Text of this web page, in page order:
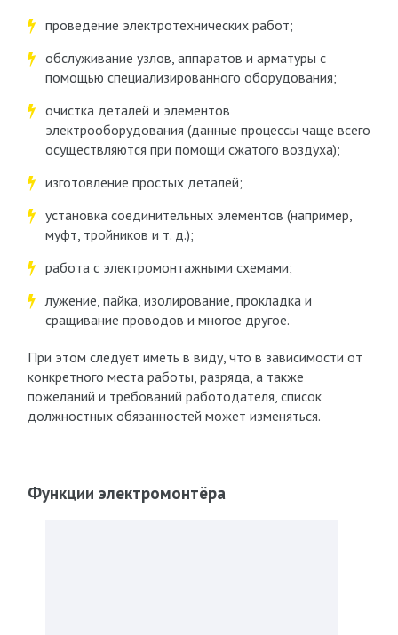
проведение электротехнических работ;
обслуживание узлов, аппаратов и арматуры с
помощью специализированного оборудования;
очистка деталей и элементов
электрооборудования (данные процессы чаще всего
осуществляются при помощи сжатого воздуха);
изготовление простых деталей;
установка соединительных элементов (например,
муфт, тройников и т. д.);
работа с электромонтажными схемами;
лужение, пайка, изолирование, прокладка и
сращивание проводов и многое другое.
При этом следует иметь в виду, что в зависимости от
конкретного места работы, разряда, а также
пожеланий и требований работодателя, список
должностных обязанностей может изменяться.
Функции электромонтёра